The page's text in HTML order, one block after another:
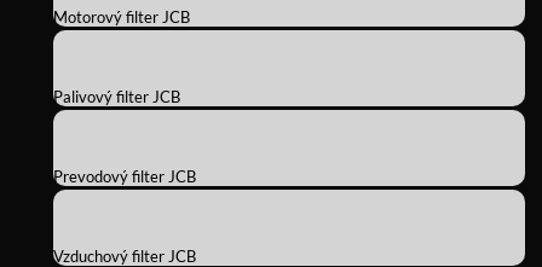
Motorový filter JCB
Palivový filter JCB
Prevodový filter JCB
Vzduchový filter JCB